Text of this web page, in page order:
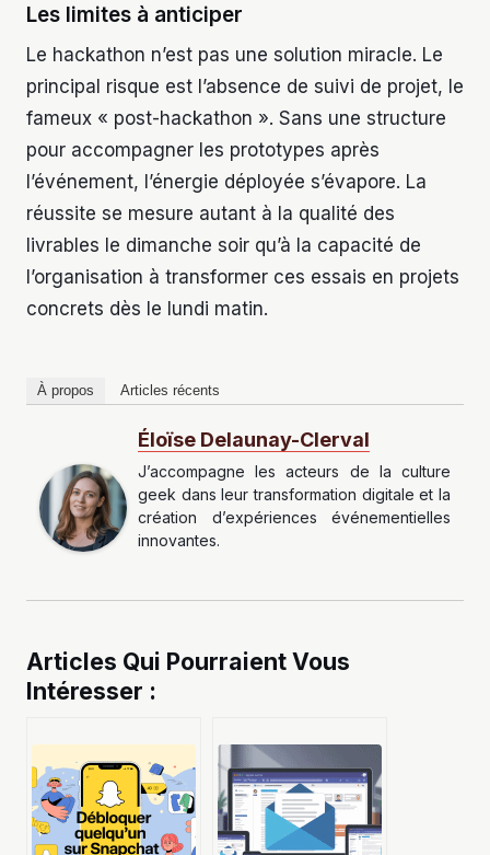
Les limites à anticiper
Le hackathon n’est pas une solution miracle. Le
principal risque est l’absence de suivi de projet, le
fameux « post-hackathon ». Sans une structure
pour accompagner les prototypes après
l’événement, l’énergie déployée s’évapore. La
réussite se mesure autant à la qualité des
livrables le dimanche soir qu’à la capacité de
l’organisation à transformer ces essais en projets
concrets dès le lundi matin.
À propos Articles récents
Éloïse Delaunay-Clerval
J’accompagne les acteurs de la culture
geek dans leur transformation digitale et la
création d’expériences événementielles
innovantes.
Articles Qui Pourraient Vous
Intéresser :